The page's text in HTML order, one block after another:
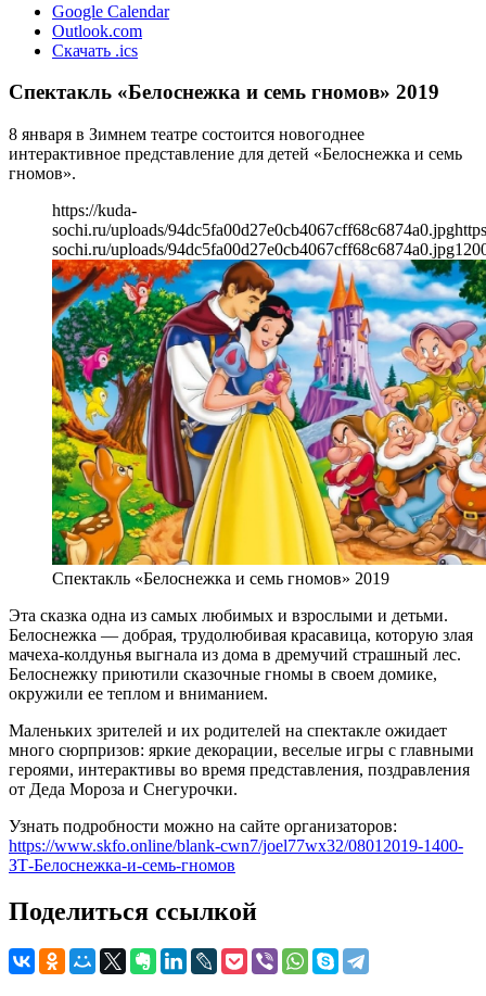
Google Calendar
Outlook.com
Скачать .ics
Спектакль «Белоснежка и семь гномов» 2019
8 января в Зимнем театре состоится новогоднее
интерактивное представление для детей «Белоснежка и семь
гномов».
https://kuda-
sochi.ru/uploads/94dc5fa00d27e0cb4067cff68c6874a0.jpg
sochi.ru/uploads/94dc5fa00d27e0cb4067cff68c6874a0.jpg
Спектакль «Белоснежка и семь гномов» 2019
Эта сказка одна из самых любимых и взрослыми и детьми.
Белоснежка — добрая, трудолюбивая красавица, которую злая
мачеха-колдунья выгнала из дома в дремучий страшный лес.
Белоснежку приютили сказочные гномы в своем домике,
окружили ее теплом и вниманием.
Маленьких зрителей и их родителей на спектакле ожидает
много сюрпризов: яркие декорации, веселые игры с главными
героями, интерактивы во время представления, поздравления
от Деда Мороза и Снегурочки.
Узнать подробности можно на сайте организаторов:
https://www.skfo.online/blank-cwn7/joel77wx32/08012019-1400-
ЗТ-Белоснежка-и-семь-гномов
Поделиться ссылкой